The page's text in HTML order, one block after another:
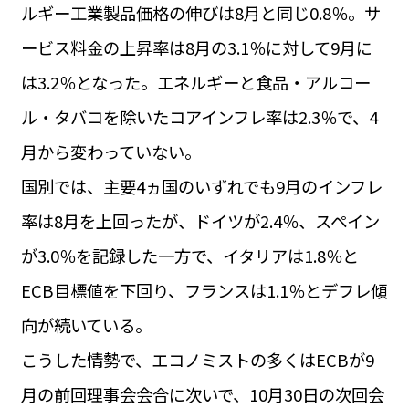
#カルカッソンヌ Carcassonne
#サステナブル
#フランス生活
#レシピ #ビューティー
#コスメ
#アルザス地方
#フランスの地方 #フロマージュ
#おでかけ
#歴史
#お菓子 #SDGs #アート #車生活
ルギー工業製品価格の伸びは8月と同じ0.8％。サ
ービス料金の上昇率は8月の3.1％に対して9月に
は3.2％となった。エネルギーと食品・アルコー
ル・タバコを除いたコアインフレ率は2.3％で、4
月から変わっていない。
国別では、主要4ヵ国のいずれでも9月のインフレ
率は8月を上回ったが、ドイツが2.4％、スペイン
が3.0％を記録した一方で、イタリアは1.8％と
ECB目標値を下回り、フランスは1.1％とデフレ傾
向が続いている。
こうした情勢で、エコノミストの多くはECBが9
月の前回理事会会合に次いで、10月30日の次回会